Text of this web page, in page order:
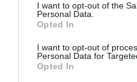
I want to opt-out of the
Personal Data.
Opted In
I want to opt-out of
Personal Data for
Opted In